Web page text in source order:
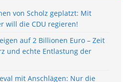
von Scholz geplatzt: Mit
will die CDU regieren!
auf 2 Billionen Euro – Zeit
und echte Entlastung der
mit Anschlägen: Nur die